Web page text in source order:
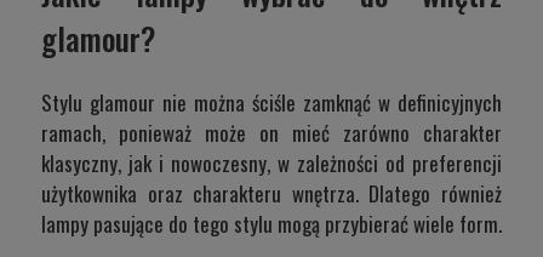
glamour?
Stylu glamour nie można ściśle zamknąć w definicyjnych
ramach, ponieważ może on mieć zarówno charakter
klasyczny, jak i nowoczesny, w zależności od preferencji
użytkownika oraz charakteru wnętrza. Dlatego również
lampy pasujące do tego stylu mogą przybierać wiele form.